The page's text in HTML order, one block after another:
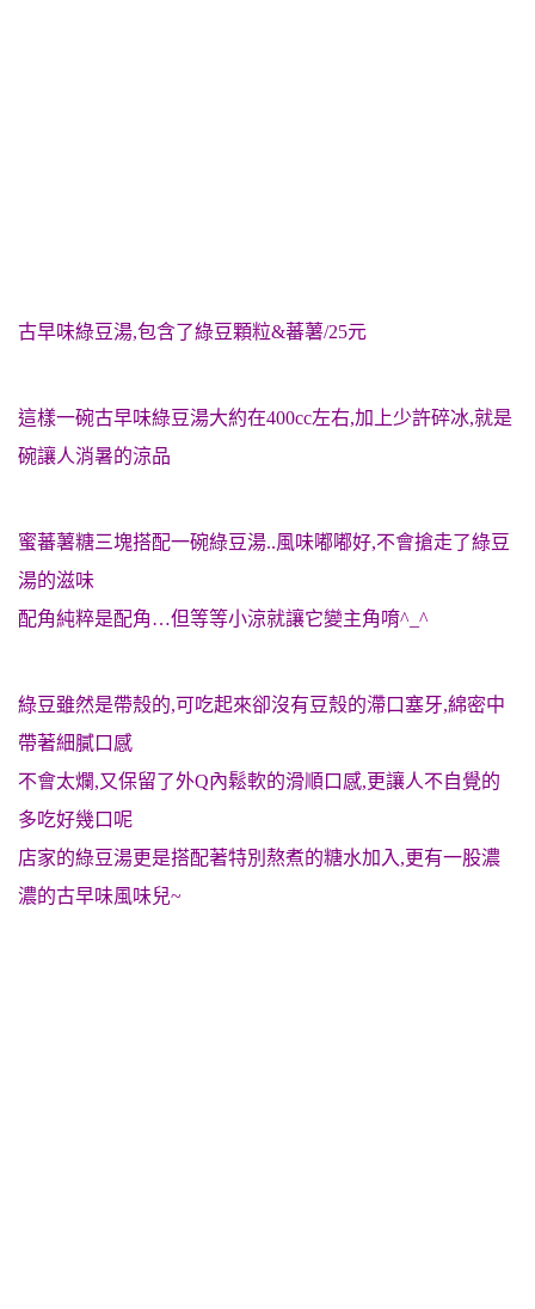
古早味綠豆湯,包含了綠豆顆粒&蕃薯/25元
這樣一碗古早味綠豆湯大約在400cc左右,加上少許碎冰,就是
碗讓人消暑的涼品
蜜蕃薯糖三塊搭配一碗綠豆湯..風味嘟嘟好,不會搶走了綠豆
湯的滋味
配角純粹是配角…但等等小涼就讓它變主角唷^_^
綠豆雖然是帶殼的,可吃起來卻沒有豆殼的滯口塞牙,綿密中
帶著細膩口感
不會太爛,又保留了外Q內鬆軟的滑順口感,更讓人不自覺的
多吃好幾口呢
店家的綠豆湯更是搭配著特別熬煮的糖水加入,更有一股濃
濃的古早味風味兒~